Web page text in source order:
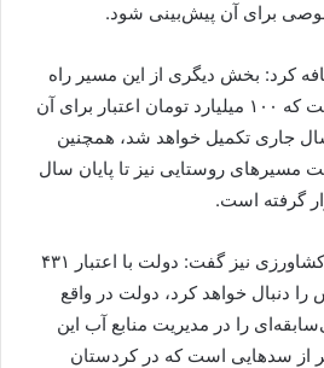
برای آن پیش‌بینی شود.
کرد: بخش دیگری از این مسیر راه
اصلی سنندج به مریوان است که ۱۰۰ میلیارد تومان اعتبار برای آن
جاری تکمیل خواهد شد، همچنین
مسیرهای روستایی نیز تا پایان سال
گرفته است.
وی با اشاره به بخش آب و کشاورزی نیز گفت: دولت با اعتبار ۴۳۱
را دنبال خواهد کرد، دولت در واقع
را در مدیریت منابع آب این
از سدهایی است که در کردستان